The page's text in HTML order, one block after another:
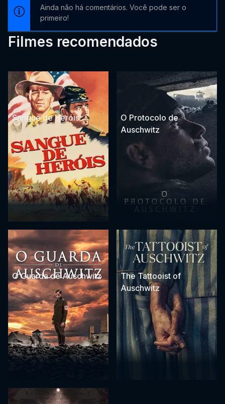
Ainda não há comentários. Você pode ser o
primeiro!
Filmes recomendados
Sangue de Heróis
O Protocolo de
Auschwitz
O Guarda de Auschwitz
The Tattooist of
Auschwitz